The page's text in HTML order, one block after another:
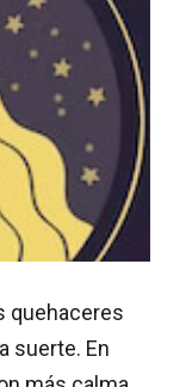
quehaceres
suerte. En